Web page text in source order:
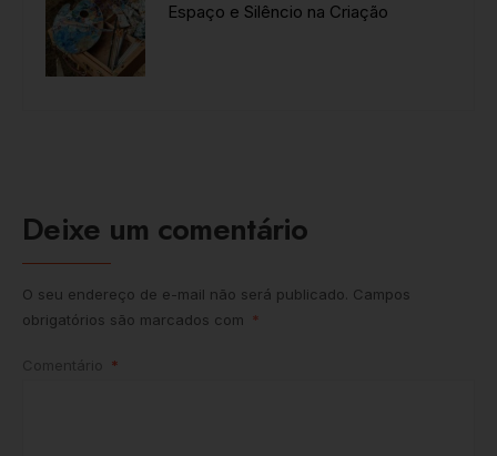
Espaço e Silêncio na Criação
Deixe um comentário
O seu endereço de e-mail não será publicado. Campos
obrigatórios são marcados com *
*